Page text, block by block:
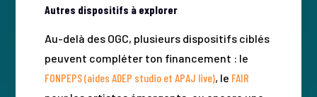
Autres dispositifs à explorer
Au-delà des OGC, plusieurs dispositifs ciblés
peuvent compléter ton financement : le
FONPEPS (aides ADEP studio et APAJ live), le FAIR